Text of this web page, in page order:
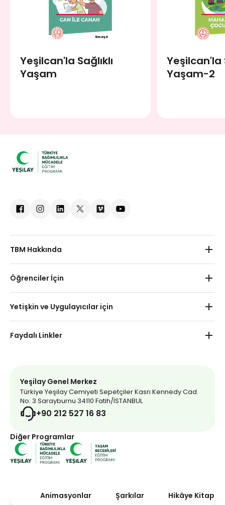
Yeşilcan'la Sağlıklı
Yaşam
Yeşilcan'la
Yaşam-2
Animasyonlar Şarkılar Hikâye
TBM Hakkında
Kurumsal İşbirlikleri
Haberler
İletişim
Öğrenciler İçin
İlkokul
Ortaokul
Yetişkin ve Uygulayıcılar için
Faydalı Linkler
Yeşilay Dergi
Mavi Kırlangıç
İnternet Bağımlılığı Testi
Addicta
Bağımlılık Dizini
Yeşilay Bağışçısı Ol
Yeşilay Genel Merkez
Türkiye Yeşilay Cemiyeti Sepetçiler Kasrı Kennedy Cad.
No: 3 Sarayburnu 34110 Fatih/İSTANBUL
+90 212 527 16 83
Diğer Programlar